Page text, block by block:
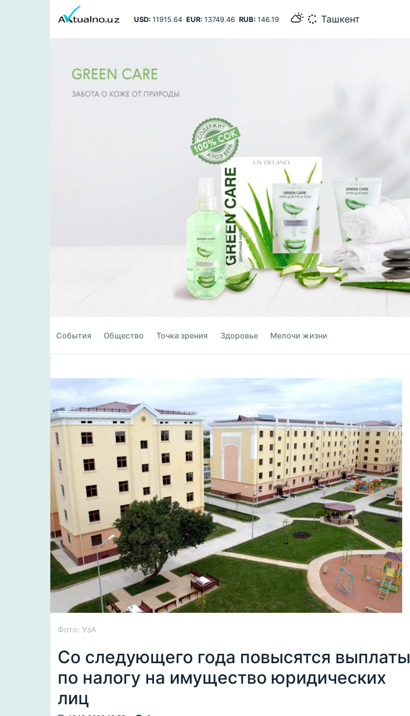
USD:11915.64 EUR:13749.46 RUB:146.19 31 Самарканд
События Общество Точка зрения Здоровье Мелочи жизни
Фото: УзА
Со следующего года повысятся выплаты
по налогу на имущество юридических
лиц